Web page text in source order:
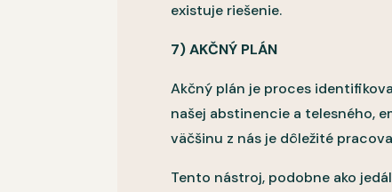
existuje riešenie.
7) AKČNÝ PLÁN
Akčný plán je proces
našej abstinencie a telesného,
väčšinu z nás je dôležité
Tento nástroj, podobne ako